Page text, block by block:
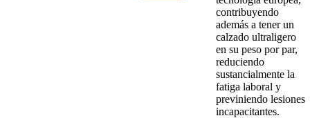
contribuyendo
además a tener un
calzado ultraligero
en su peso por par,
reduciendo
sustancialmente la
fatiga laboral y
previniendo lesiones
incapacitantes.